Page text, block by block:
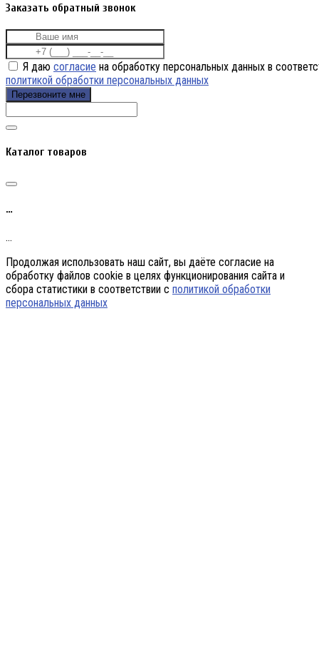
Заказать обратный звонок
Я даю согласие на обработку персональных данных в
политикой обработки персональных данных
Перезвоните мне
Каталог товаров
…
…
Продолжая использовать наш сайт, вы даёте согласие на
обработку файлов cookie в целях функционирования сайта и
сбора статистики в соответствии с политикой обработки
персональных данных